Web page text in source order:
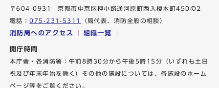
〒604-0931 京都市中京区押小路通河原町西入榎木町450の2
電話：075-231-5311 （局代表、消防全般の相談）
消防局へのアクセス 組織一覧
開庁時間
本庁舎・各消防署：午前8時30分から午後5時15分（いずれも土日
祝及び年末年始を除く）その他の施設については、各施設のホーム
ページ等をご覧ください。